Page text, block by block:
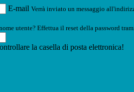
E-mail Verrà inviato un messaggio
utente? Effettua il reset della password
la casella di posta elettronica!